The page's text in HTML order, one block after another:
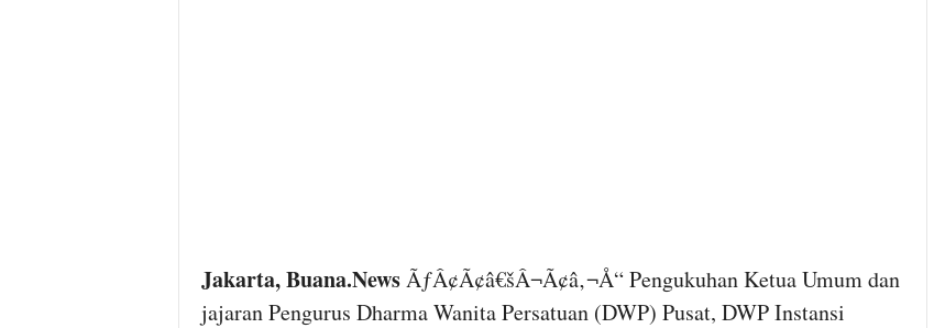
Jakarta, Buana.NewsÃƒÂ¢Ã¢â€šÂ¬Ã¢â‚¬Å“ Pengukuhan Ketua Umum dan
jajaran Pengurus Dharma Wanita Persatuan (DWP) Pusat, DWP Instansi